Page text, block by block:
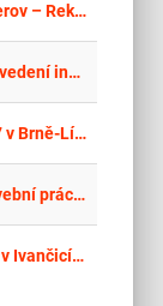
Střední škola gastronomie a služeb, Přerov – Rekonstrukce gastroprovozu - dodávka gastronomické technologie“ II.
Letiště ČB, ZTV, 1. etapa – dočasné převedení inženýrských sítí
Revitalizace zahrady Orlovny Holzova 7 v Brně-Líšni
Zateplení štítu budovy a navazující stavební práce na ZŠ, ul. Pohankova v Brně-Líšni
Rekonstrukce objektu Panowského vily v Ivančicích na objekt péče v denním stacionáři a s pečovatelskou službou